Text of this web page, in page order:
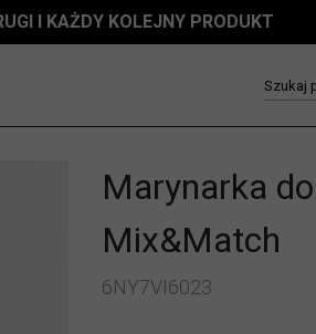
I KAŻDY KOLEJNY PRODUKT
Szukaj
Marynarka
Mix&Match
6NY7VI6023